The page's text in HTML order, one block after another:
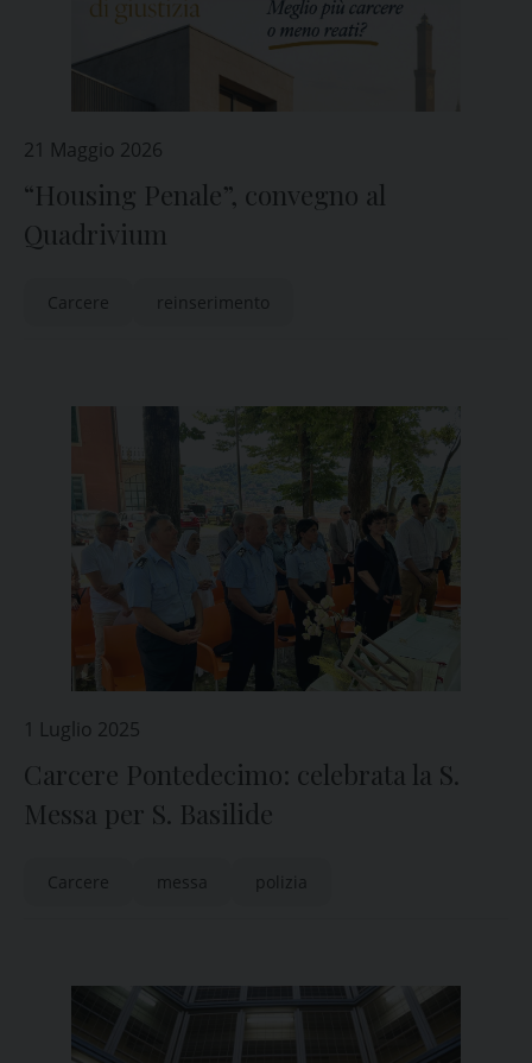
21 Maggio 2026
“Housing Penale”, convegno al
Quadrivium
Carcere reinserimento
1 Luglio 2025
Carcere Pontedecimo: celebrata la S.
Messa per S. Basilide
Carcere messa polizia